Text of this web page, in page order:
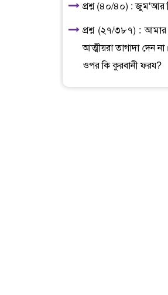
প্রশ্ন (৪০/৪০) : জুম‘আর
প্রশ্ন (২৭/৩৮৭) : আমার
আত্মীয়রা তাগাদা দেন
ওপর কি কুরবানী ফরয?